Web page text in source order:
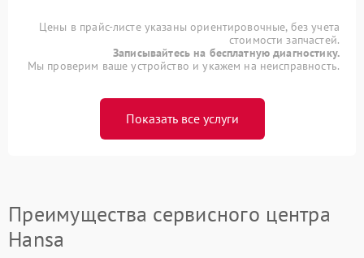
Цены в прайс-листе указаны ориентировочные, без учета
стоимости запчастей.
Записывайтесь на бесплатную диагностику.
Мы проверим ваше устройство и укажем на неисправность.
Показать все услуги
Преимущества сервисного центра
Hansa